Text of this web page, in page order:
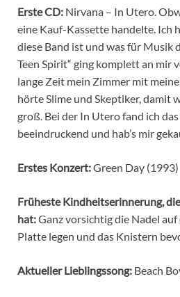
Erste CD: Nirvana – In Utero.
eine Kauf-Kassette handelte. Ich
diese Band ist und was für Musik
Teen Spirit“ ging komplett an mir
lange Zeit mein Zimmer mit
hörte Slime und Skeptiker, damit
groß. Bei der In Utero fand ich
beeindruckend und hab’s mir
Erstes Konzert:Green Day (1993)
Früheste Kindheitserinnerung,
hat:Ganz vorsichtig die Nadel
Platte legen und das Knistern
Aktueller Lieblingssong: Beach